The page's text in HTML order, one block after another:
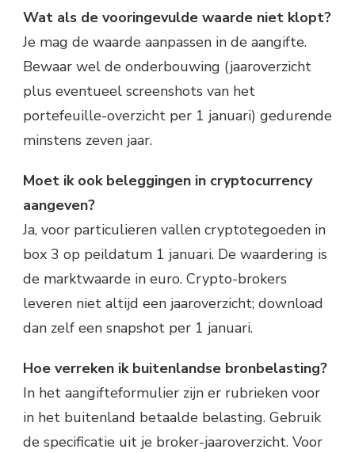
Wat als de vooringevulde waarde niet klopt?
Je mag de waarde aanpassen in de aangifte.
Bewaar wel de onderbouwing (jaaroverzicht
plus eventueel screenshots van het
portefeuille-overzicht per 1 januari) gedurende
minstens zeven jaar.
Moet ik ook beleggingen in cryptocurrency
aangeven?
Ja, voor particulieren vallen cryptotegoeden in
box 3 op peildatum 1 januari. De waardering is
de marktwaarde in euro. Crypto-brokers
leveren niet altijd een jaaroverzicht; download
dan zelf een snapshot per 1 januari.
Hoe verreken ik buitenlandse bronbelasting?
In het aangifteformulier zijn er rubrieken voor
in het buitenland betaalde belasting. Gebruik
de specificatie uit je broker-jaaroverzicht. Voor